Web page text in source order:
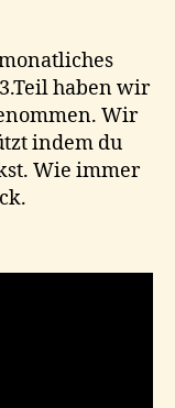
haben wir
Wir
indem du
Wie immer